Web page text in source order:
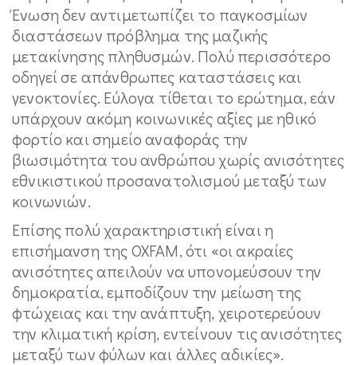
Ένωση δεν αντιμετωπίζει το παγκοσμίων
διαστάσεων πρόβλημα της μαζικής
μετακίνησης πληθυσμών. Πολύ περισσότερο
οδηγεί σε απάνθρωπες καταστάσεις και
γενοκτονίες. Εύλογα τίθεται το ερώτημα, εάν
υπάρχουν ακόμη κοινωνικές αξίες με ηθικό
φορτίο και σημείο αναφοράς την
βιωσιμότητα του ανθρώπου χωρίς ανισότητες
εθνικιστικού προσανατολισμού μεταξύ των
κοινωνιών.
Επίσης πολύ χαρακτηριστική είναι η
επισήμανση της OXFAM, ότι «οι ακραίες
ανισότητες απειλούν να υπονομεύσουν την
δημοκρατία, εμποδίζουν την μείωση της
φτώχειας και την ανάπτυξη, χειροτερεύουν
την κλιματική κρίση, εντείνουν τις ανισότητες
μεταξύ των φύλων και άλλες αδικίες».